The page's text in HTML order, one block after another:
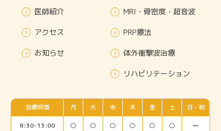
医師紹介
アクセス
お知らせ
MRI・骨密度・超音波
PRP療法
体外衝撃波治療
リハビリテーション
診療時間 月 火 水 木 金 土 日・祝
8:30-13:00 ○ ○ ○ ○ ○ ○ ー